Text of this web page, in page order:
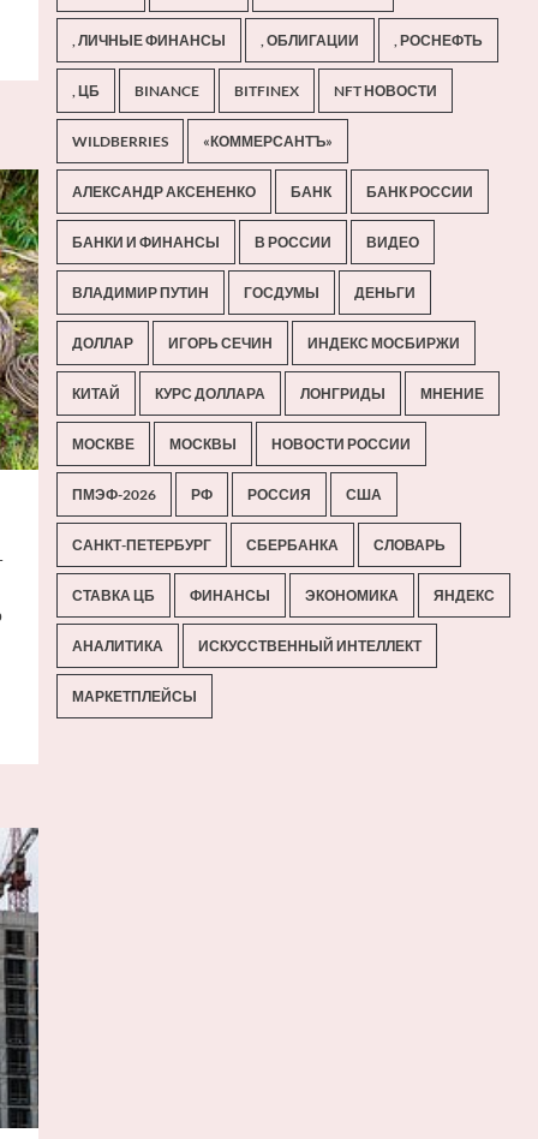
, ЛИЧНЫЕ ФИНАНСЫ , ОБЛИГАЦИИ , РОСНЕФТЬ
, ЦБ BINANCE BITFINEX NFT НОВОСТИ
WILDBERRIES «КОММЕРСАНТЪ»
АЛЕКСАНДР АКСЕНЕНКО БАНК БАНК РОССИИ
БАНКИ И ФИНАНСЫ В РОССИИ ВИДЕО
ВЛАДИМИР ПУТИН ГОСДУМЫ ДЕНЬГИ
ДОЛЛАР ИГОРЬ СЕЧИН ИНДЕКС МОСБИРЖИ
КИТАЙ КУРС ДОЛЛАРА ЛОНГРИДЫ МНЕНИЕ
МОСКВЕ МОСКВЫ НОВОСТИ РОССИИ
ПМЭФ-2026 РФ РОССИЯ США
САНКТ-ПЕТЕРБУРГ СБЕРБАНКА СЛОВАРЬ
СТАВКА ЦБ ФИНАНСЫ ЭКОНОМИКА ЯНДЕКС
АНАЛИТИКА ИСКУССТВЕННЫЙ ИНТЕЛЛЕКТ
МАРКЕТПЛЕЙСЫ